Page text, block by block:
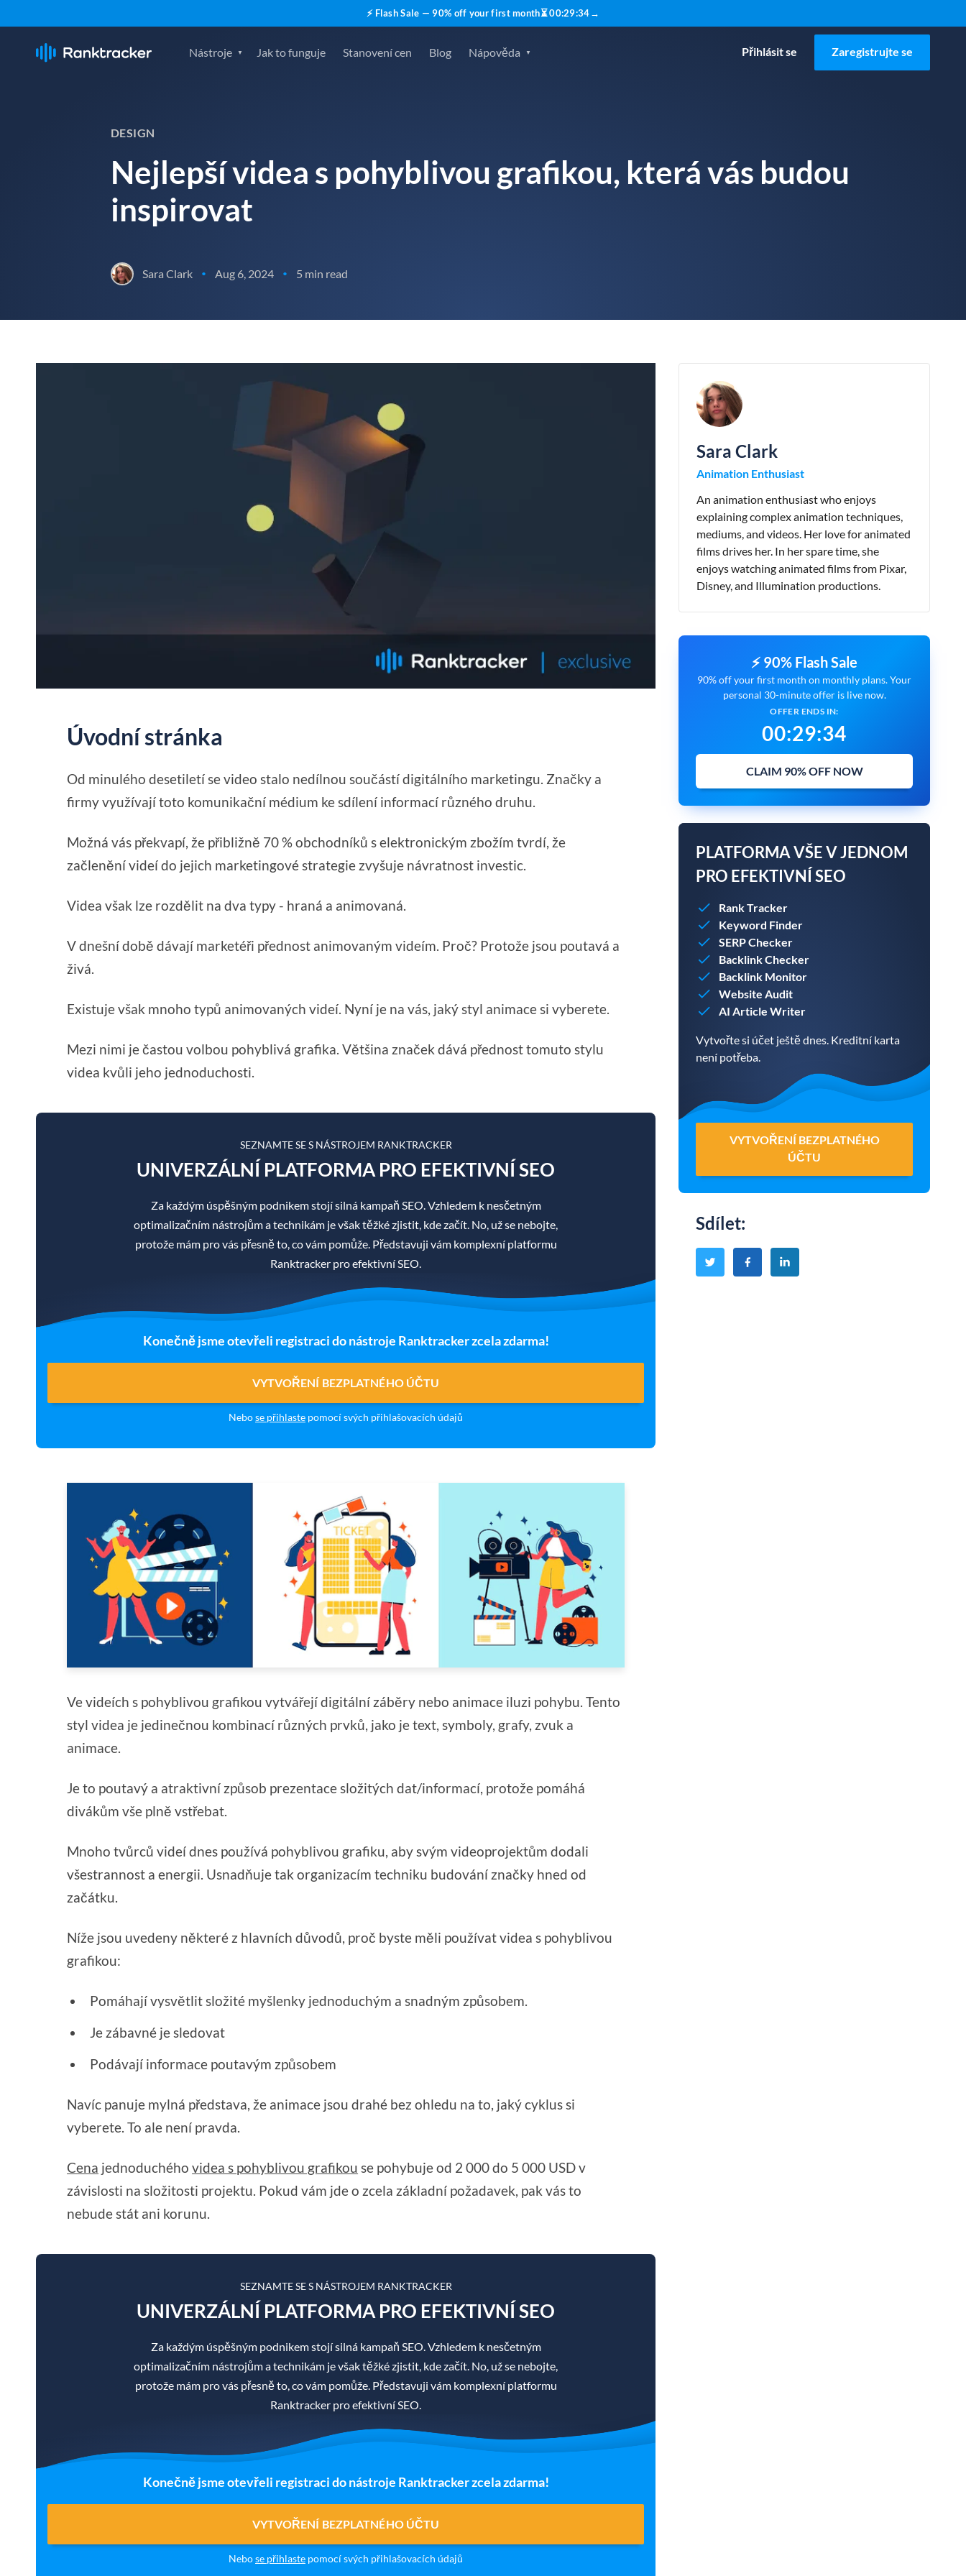
⚡ Flash Sale — 90% off your first month⏳00:29:33→
Nástroje Jak to funguje Stanovení cen Blog Nápověda Přihlásit se Zaregistrujte se
DESIGN
Nejlepší videa s pohyblivou grafikou, která vás budou
inspirovat
Sara Clark • Aug 6, 2024 • 5 min read
Úvodní stránka
Od minulého desetiletí se video stalo nedílnou součástí digitálního marketingu. Značky a
firmy využívají toto komunikační médium ke sdílení informací různého druhu.
Možná vás překvapí, že přibližně 70 % obchodníků s elektronickým zbožím tvrdí, že
začlenění videí do jejich marketingové strategie zvyšuje návratnost investic.
Videa však lze rozdělit na dva typy - hraná a animovaná.
V dnešní době dávají marketéři přednost animovaným videím. Proč? Protože jsou poutavá a
živá.
Existuje však mnoho typů animovaných videí. Nyní je na vás, jaký styl animace si vyberete.
Mezi nimi je častou volbou pohyblivá grafika. Většina značek dává přednost tomuto stylu
videa kvůli jeho jednoduchosti.
SEZNAMTE SE S NÁSTROJEM RANKTRACKER
UNIVERZÁLNÍ PLATFORMA PRO EFEKTIVNÍ SEO
Za každým úspěšným podnikem stojí silná kampaň SEO. Vzhledem k nesčetným
optimalizačním nástrojům a technikám je však těžké zjistit, kde začít. No, už se nebojte,
protože mám pro vás přesně to, co vám pomůže. Představuji vám komplexní platformu
Ranktracker pro efektivní SEO.
Konečně jsme otevřeli registraci do nástroje Ranktracker zcela zdarma!
VYTVOŘENÍ BEZPLATNÉHO ÚČTU
Nebose přihlaste pomocí svých přihlašovacích údajů
Ve videích s pohyblivou grafikou vytvářejí digitální záběry nebo animace iluzi pohybu. Tento
styl videa je jedinečnou kombinací různých prvků, jako je text, symboly, grafy, zvuk a
animace.
Je to poutavý a atraktivní způsob prezentace složitých dat/informací, protože pomáhá
divákům vše plně vstřebat.
Mnoho tvůrců videí dnes používá pohyblivou grafiku, aby svým videoprojektům dodali
všestrannost a energii. Usnadňuje tak organizacím techniku budování značky hned od
začátku.
Níže jsou uvedeny některé z hlavních důvodů, proč byste měli používat videa s pohyblivou
grafikou:
Pomáhají vysvětlit složité myšlenky jednoduchým a snadným způsobem.
Je zábavné je sledovat
Podávají informace poutavým způsobem
Navíc panuje mylná představa, že animace jsou drahé bez ohledu na to, jaký cyklus si
vyberete. To ale není pravda.
Cena jednoduchéhovidea s pohyblivou grafikou se pohybuje od 2 000 do 5 000 USD v
závislosti na složitosti projektu. Pokud vám jde o zcela základní požadavek, pak vás to
nebude stát ani korunu.
SEZNAMTE SE S NÁSTROJEM RANKTRACKER
UNIVERZÁLNÍ PLATFORMA PRO EFEKTIVNÍ SEO
Za každým úspěšným podnikem stojí silná kampaň SEO. Vzhledem k nesčetným
optimalizačním nástrojům a technikám je však těžké zjistit, kde začít. No, už se nebojte,
protože mám pro vás přesně to, co vám pomůže. Představuji vám komplexní platformu
Ranktracker pro efektivní SEO.
Konečně jsme otevřeli registraci do nástroje Ranktracker zcela zdarma!
VYTVOŘENÍ BEZPLATNÉHO ÚČTU
Nebose přihlaste pomocí svých přihlašovacích údajů
Sara Clark
Animation Enthusiast
An animation enthusiast who enjoys
explaining complex animation techniques,
mediums, and videos. Her love for animated
films drives her. In her spare time, she
enjoys watching animated films from Pixar,
Disney, and Illumination productions.
⚡ 90% Flash Sale
90% off your first month on monthly plans. Your
personal 30-minute offer is live now.
OFFER ENDS IN:
00:29:33
CLAIM 90% OFF NOW
PLATFORMA VŠE V JEDNOM
PRO EFEKTIVNÍ SEO
Rank Tracker
Keyword Finder
SERP Checker
Backlink Checker
Backlink Monitor
Website Audit
AI Article Writer
Vytvořte si účet ještě dnes. Kreditní karta
není potřeba.
VYTVOŘENÍ BEZPLATNÉHO
ÚČTU
Sdílet: